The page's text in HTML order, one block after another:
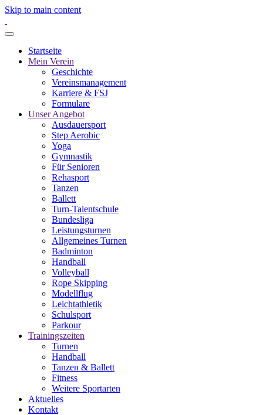
Skip to main content
Startseite
Mein Verein
Geschichte
Vereinsmanagement
Karriere & FSJ
Formulare
Unser Angebot
Ausdauersport
Step Aerobic
Yoga
Gymnastik
Für Senioren
Rehasport
Tanzen
Ballett
Turn-Talentschule
Bundesliga
Leistungsturnen
Allgemeines Turnen
Badminton
Handball
Volleyball
Rope Skipping
Modellflug
Leichtathletik
Schulsport
Parkour
Trainingszeiten
Turnen
Handball
Tanzen & Ballett
Fitness
Weitere Sportarten
Aktuelles
Kontakt